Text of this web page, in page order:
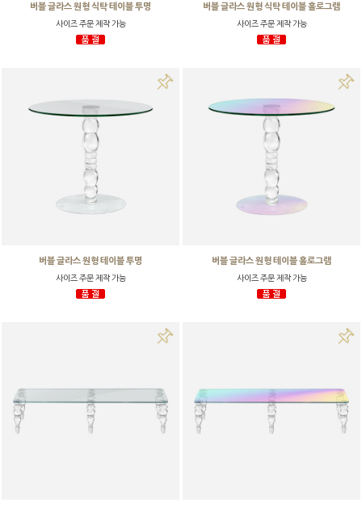
버블 글라스 원형 식탁 테이블 투명
사이즈 주문 제작 가능
버블 글라스 원형 식탁 테이블 홀로그램
사이즈 주문 제작 가능
버블 글라스 원형 테이블 투명
사이즈 주문 제작 가능
버블 글라스 원형 테이블 홀로그램
사이즈 주문 제작 가능